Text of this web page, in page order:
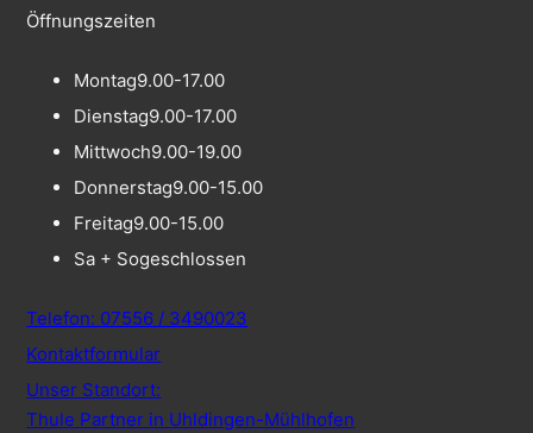
Öffnungszeiten
Montag9.00-17.00
Dienstag9.00-17.00
Mittwoch9.00-19.00
Donnerstag9.00-15.00
Freitag9.00-15.00
Sa + Sogeschlossen
Telefon: 07556 / 3490023
Kontaktformular
Unser Standort:
Thule Partner in Uhldingen-Mühlhofen